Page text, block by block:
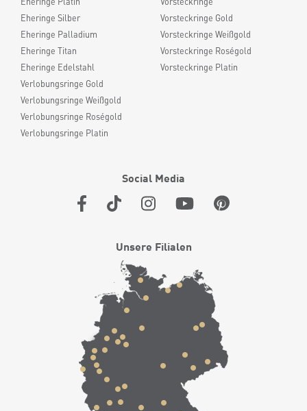
Eheringe Silber
Eheringe Palladium
Eheringe Titan
Eheringe Edelstahl
Verlobungsringe Gold
Verlobungsringe Weißgold
Verlobungsringe Roségold
Verlobungsringe Platin
Vorsteckringe Gold
Vorsteckringe Weißgold
Vorsteckringe Roségold
Vorsteckringe Platin
Social Media
Unsere Filialen